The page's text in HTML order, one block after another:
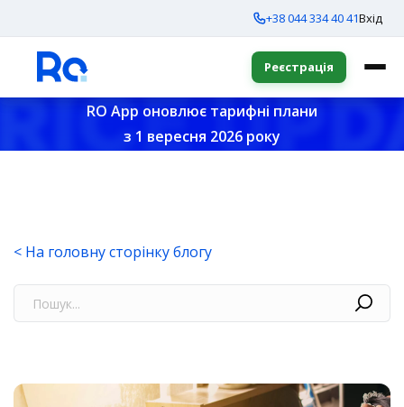
+38 044 334 40 41Вхід
Реєстрація
RO App оновлює тарифні плани
з 1 вересня 2026 року
< На головну сторінку блогу